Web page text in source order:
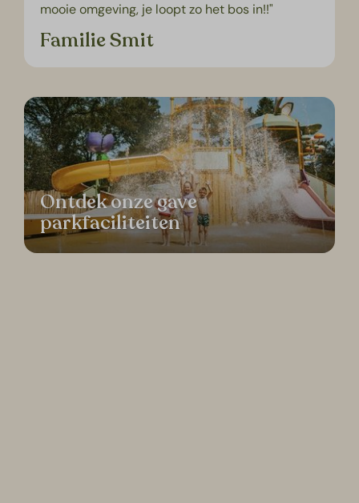
mooie omgeving, je loopt zo het bos in!!"
Familie Smit
Ontdek onze gave
parkfaciliteiten